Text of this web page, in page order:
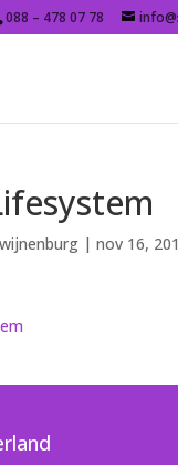
088 – 478 07 78
| nov 16,